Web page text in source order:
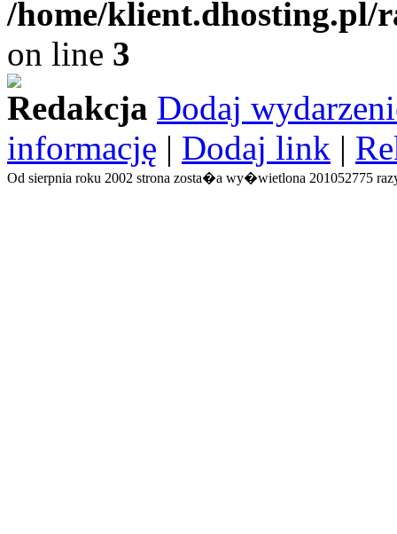
/home/
on line 3
Redakcja Dodaj
informację | Dodaj link |
Od sierpnia roku 2002 strona zosta�a wy�wietlona 201052775